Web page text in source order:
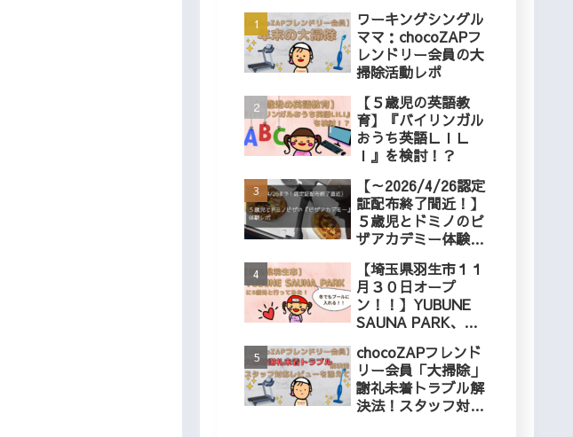
ワーキングシングル
ママ：chocoZAPフ
レンドリー会員の大
掃除活動レポ
【５歳児の英語教
育】『バイリンガル
おうち英語ＬＩＬ
Ｉ』を検討！？
【～2026/4/26認定
証配布終了間近！】
５歳児とドミノのピ
ザアカデミー体験レ
【埼玉県羽生市１１
月３０日オープ
ン！！】YUBUNE
SAUNA PARK、冬
５歳児と行ってきま
した！
chocoZAPフレンド
リー会員「大掃除」
謝礼未着トラブル解
決法！スタッフ対応